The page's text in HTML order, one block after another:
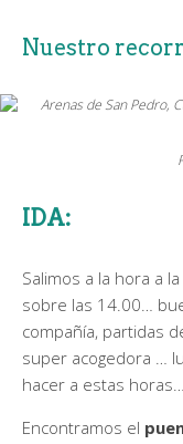
Nuestro
IDA:
Salimos a la hora a
sobre las 14.00…
compañía, partidas
super acogedora …
hacer a estas horas…
Encontramos el